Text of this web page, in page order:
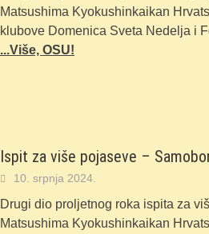
Matsushima Kyokushinkaikan
klubove Domenica Sveta Nedelja i
...Više, OSU!
Ispit za više pojaseve –
10. srpnja 2024.
Drugi dio proljetnog roka ispita za
Matsushima Kyokushinkaikan